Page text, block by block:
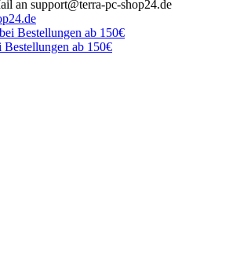
Bestellungen ab 150€